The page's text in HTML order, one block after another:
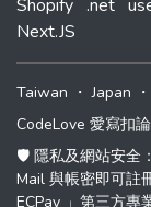
Shopify .net
Next.JS
Taiwan ・Japan ・
CodeLove 愛寫扣
🛡️ 隱私及網站安全
Mail 與帳密即可註
ECPay 」第三方專